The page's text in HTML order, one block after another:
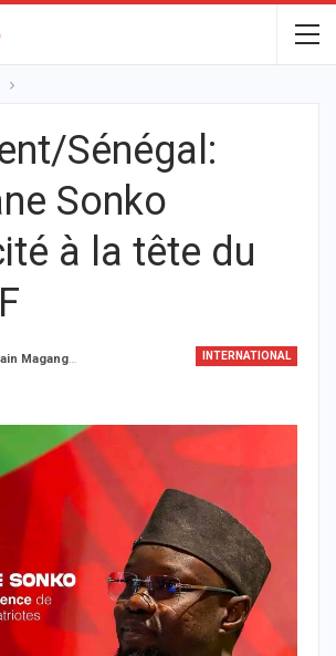
Sénégal:
Sonko
à la tête du
INTERNATIONAL
Nziengui